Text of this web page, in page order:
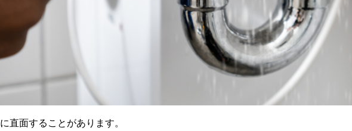
直面することがあります。